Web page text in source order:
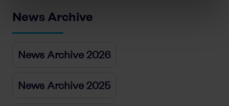
News Archive
News Archive 2026
News Archive 2025